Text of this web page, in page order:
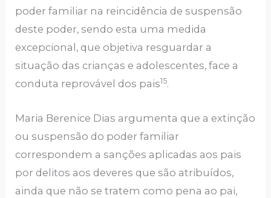
poder familiar na reincidência de suspensão
deste poder, sendo esta uma medida
excepcional, que objetiva resguardar a
situação das crianças e adolescentes, face a
conduta reprovável dos pais15.
Maria Berenice Dias argumenta que a extinção
ou suspensão do poder familiar
correspondem a sanções aplicadas aos pais
por delitos aos deveres que são atribuídos,
ainda que não se tratem como pena ao pai,